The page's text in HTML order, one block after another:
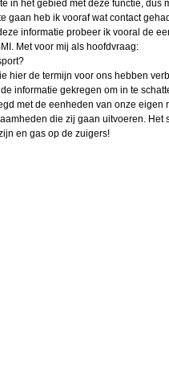
NWT Tobie van
Berkel
In Memoriam
Meindert Spoelstra
Herinneringen aan
William Frieling
in het gebied met deze functie, dus
gaan heb ik vooraf wat contact
informatie probeer ik vooral de
Met voor mij als hoofdvraag:
hier de termijn voor ons hebben
informatie gekregen om in te
met de eenheden van onze
die zij gaan uitvoeren.
en gas op de zuigers!